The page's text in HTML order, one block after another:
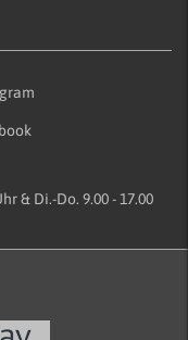
& Di.-Do. 9.00 - 17.00